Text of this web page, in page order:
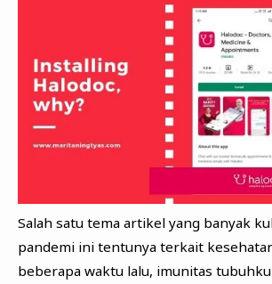
Salah satu tema artikel yang banyak
pandemi ini tentunya terkait
beberapa waktu lalu, imunitas